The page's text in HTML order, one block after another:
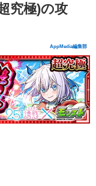
究極)の攻
AppMedia編集部